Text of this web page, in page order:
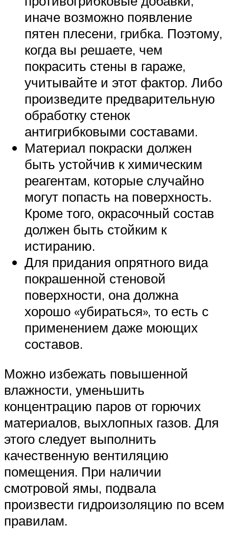
иначе возможно появление
пятен плесени, грибка. Поэтому,
когда вы решаете, чем
покрасить стены в гараже,
учитывайте и этот фактор. Либо
произведите предварительную
обработку стенок
антигрибковыми составами.
Материал покраски должен
быть устойчив к химическим
реагентам, которые случайно
могут попасть на поверхность.
Кроме того, окрасочный состав
должен быть стойким к
истиранию.
Для придания опрятного вида
покрашенной стеновой
поверхности, она должна
хорошо «убираться», то есть с
применением даже моющих
составов.
Можно избежать повышенной
влажности, уменьшить
концентрацию паров от горючих
материалов, выхлопных газов. Для
этого следует выполнить
качественную вентиляцию
помещения. При наличии
смотровой ямы, подвала
произвести гидроизоляцию по всем
правилам.